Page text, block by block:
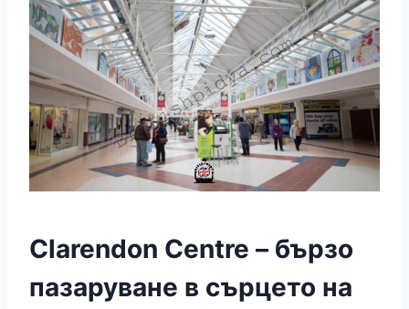
Clarendon Centre – бързо
пазаруване в сърцето на